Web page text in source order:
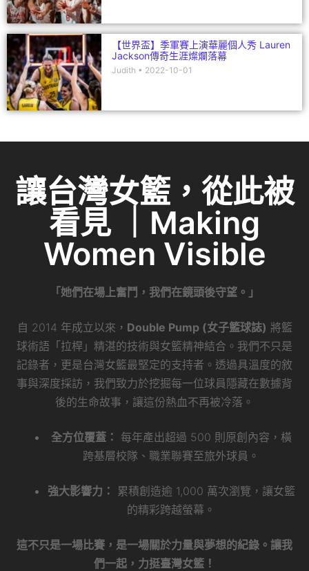
【世界盃】季軍賽上演華麗個人秀 Lauren
Jackson傳奇生涯燦爛落幕
Judith 2022-10-01
讓台灣女籃，從此被
看見 ｜Making
Women Visible
「她們在場上奮鬥，我們在鏡頭後守望。」
自 2014 年成立以來， Double Pump (女子籃球誌) 將籃
球術語「拉桿」精湛的技術與女籃精神結合。我們不只是
記錄者，更是台灣女籃最堅定的支持者。透過具溫度的敘
事與深度採訪，我們致力於挖掘每一位球員隱藏在數據背
後的生命故事，讓這份熱血不再被冷落。
全方位覆蓋： 每年產出超過 500 則原創內容，橫
跨基層校隊、職業聯賽至旅外球員。
強大影響力：
累積創造逾 1,000 萬次瀏覽，讓女籃
的精彩跨越螢幕。
這不只是一場比賽，是一場關於力量與夢想的紀錄。讓我
們一起，力挺臺灣女籃！